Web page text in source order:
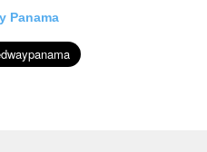
Panama